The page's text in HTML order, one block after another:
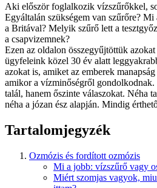
Aki először foglalkozik vízszűrőkkel,
Egyáltalán szükségem van szűrőre? Mi
a Britával? Melyik szűrő lett a
a csapvizemnek?
Ezen az oldalon összegyűjtöttük
ügyfeleink közel 30 év alatt
azokat is, amiket az emberek
amikor a vízminőségről gondolkodnak.
talál, hanem őszinte válaszokat. Néha
néha a józan ész alapján. Mindig
Tartalomjegyzék
Ozmózis és fordított ozmózis
Mi a jobb: vízszűrő vagy
Miért szomjas vagyok,